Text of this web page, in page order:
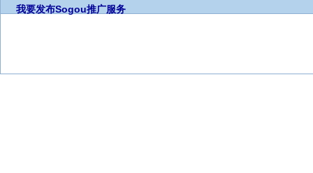
我要发布Sogou推广服务